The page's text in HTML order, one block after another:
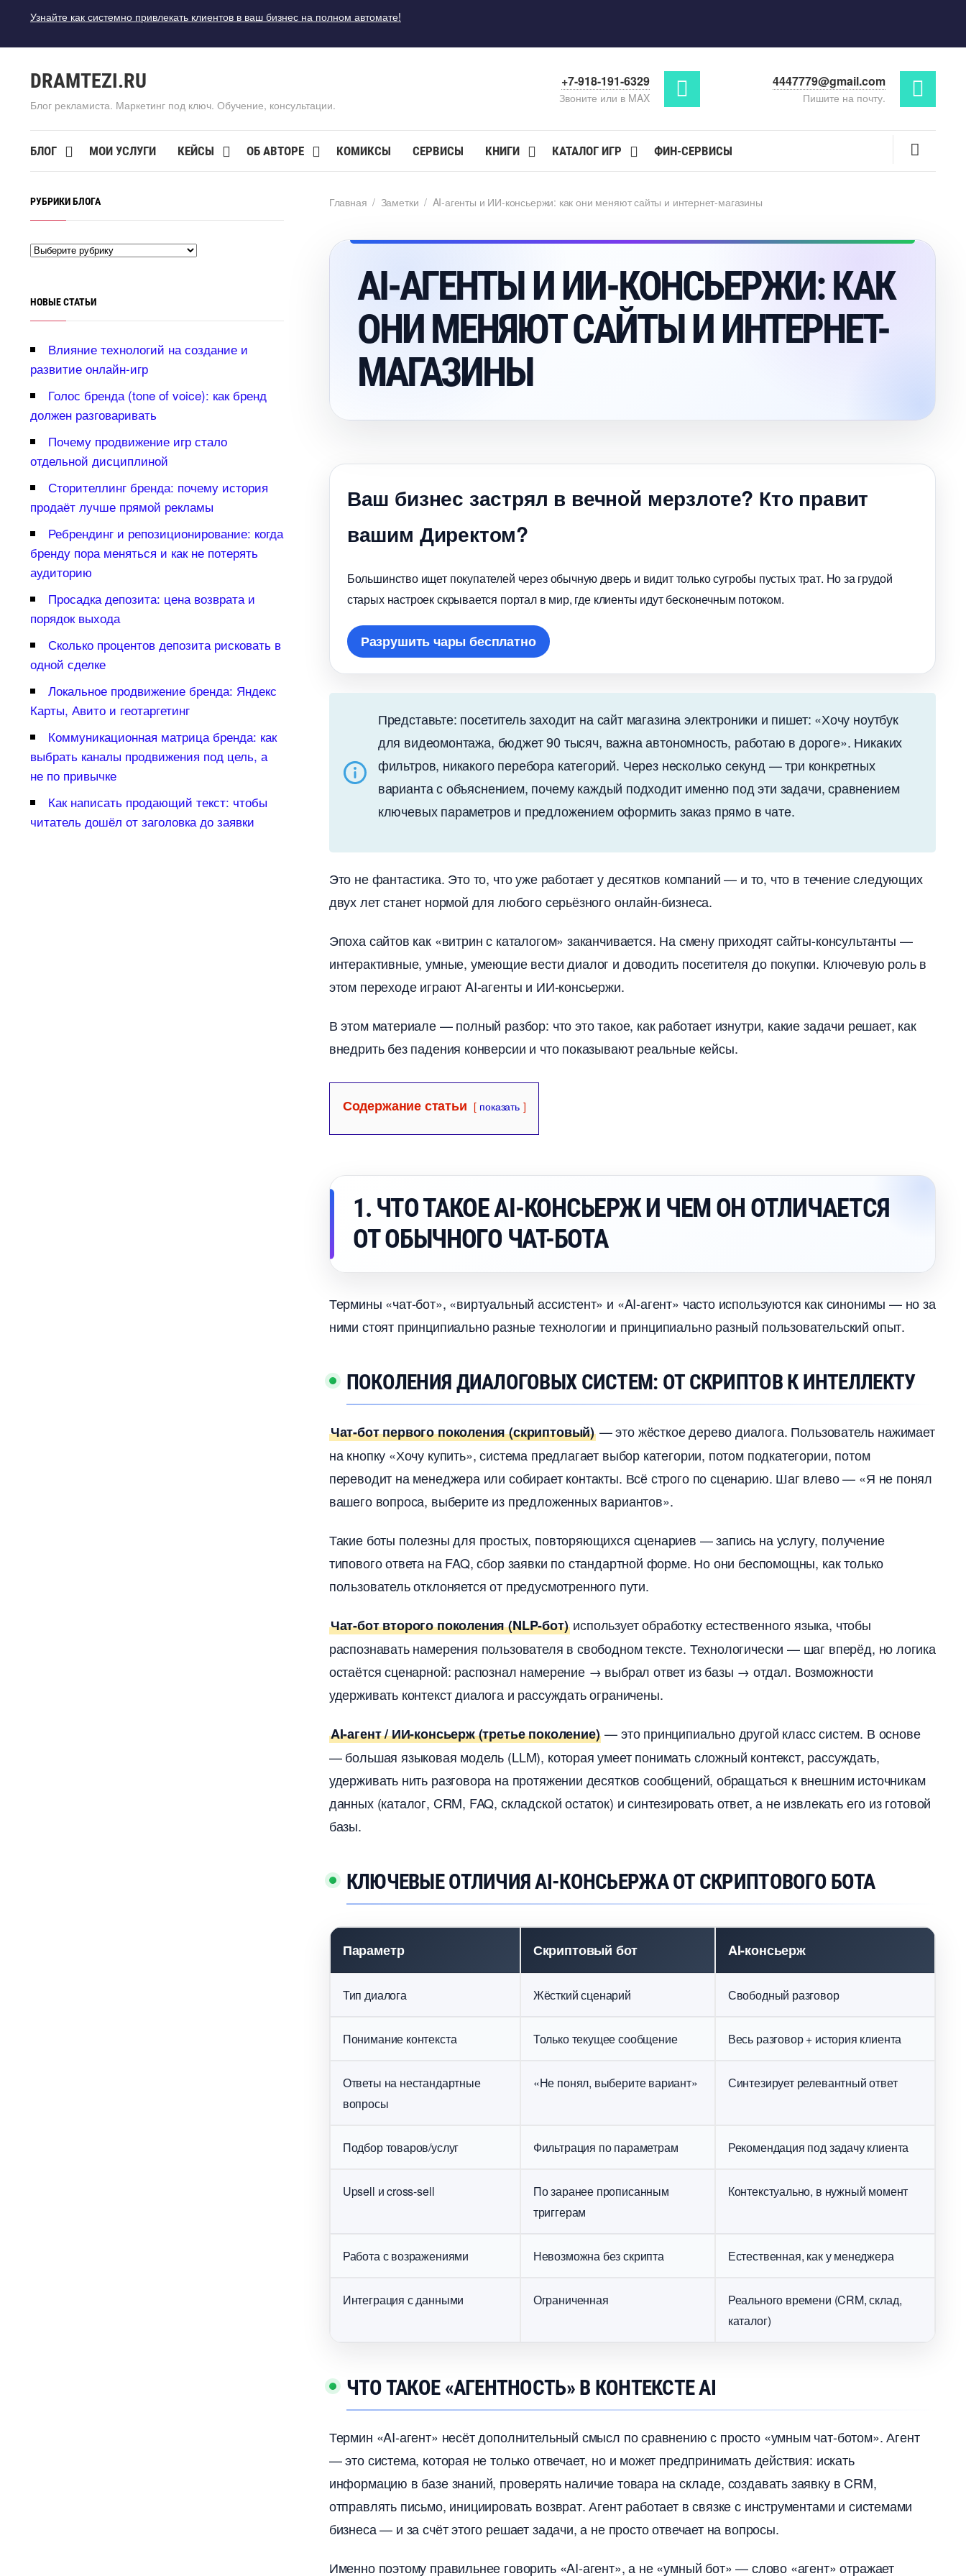
Узнайте как системно привлекать клиентов в ваш бизнес на полном автомате!
DRAMTEZI.RU
Блог рекламиста. Маркетинг под ключ. Обучение, консультации.
+7-918-191-6329
Звоните или в MAX
4447779@gmail.com
Пишите на почту.
БЛОГ МОИ УСЛУГИ КЕЙСЫ ОБ АВТОРЕ КОМИКСЫ СЕРВИСЫ КНИГИ КАТАЛОГ ИГР ФИН-СЕРВИСЫ
Главная / Заметки / AI-агенты и ИИ-консьержи: как они меняют сайты и интернет-магазины
AI-АГЕНТЫ И ИИ-КОНСЬЕРЖИ: КАК
ОНИ МЕНЯЮТ САЙТЫ И ИНТЕРНЕТ-
МАГАЗИНЫ
аш бизнес застрял в вечной мерзлоте? Кто правит
ашим Директом?
Большинство ищет покупателей через обычную дверь и видит только сугробы пустых трат. Но за грудой
старых настроек скрывается портал в мир, где клиенты идут бесконечным потоком.
Разрушить чары бесплатно
Представьте: посетитель заходит на сайт магазина электроники и пишет: «Хочу ноутбук
для видеомонтажа, бюджет 90 тысяч, важна автономность, работаю в дороге». Никаких
фильтров, никакого перебора категорий. Через несколько секунд — три конкретных
арианта с объяснением, почему каждый подходит именно под эти задачи, сравнением
ключевых параметров и предложением оформить заказ прямо в чате.
Это не фантастика. Это то, что уже работает у десятков компаний — и то, что в течение следующих
двух лет станет нормой для любого серьёзного онлайн-бизнеса.
Эпоха сайтов как «витрин с каталогом» заканчивается. На смену приходят сайты-консультанты —
интерактивные, умные, умеющие вести диалог и доводить посетителя до покупки. Ключевую роль
этом переходе играют AI-агенты и ИИ-консьержи.
этом материале — полный разбор: что это такое, как работает изнутри, какие задачи решает, как
недрить без падения конверсии и что показывают реальные кейсы.
Содержание статьи показать
1. ЧТО ТАКОЕ AI-КОНСЬЕРЖ И ЧЕМ ОН ОТЛИЧАЕТСЯ
ОТ ОБЫЧНОГО ЧАТ-БОТА
Термины «чат-бот», «виртуальный ассистент» и «AI-агент» часто используются как синонимы — но за
ними стоят принципиально разные технологии и принципиально разный пользовательский опыт.
ПОКОЛЕНИЯ ДИАЛОГОВЫХ СИСТЕМ: ОТ СКРИПТОВ К ИНТЕЛЛЕКТУ
Чат-бот первого поколения (скриптовый)— это жёсткое дерево диалога. Пользователь нажимает
на кнопку «Хочу купить», система предлагает выбор категории, потом подкатегории, потом
переводит на менеджера или собирает контакты. Всё строго по сценарию. Шаг влево — «Я не понял
ашего вопроса, выберите из предложенных вариантов».
Такие боты полезны для простых, повторяющихся сценариев — запись на услугу, получение
типового ответа на FAQ, сбор заявки по стандартной форме. Но они беспомощны, как только
пользователь отклоняется от предусмотренного пути.
Чат-бот второго поколения (NLP-бот)использует обработку естественного языка, чтобы
распознавать намерения пользователя в свободном тексте. Технологически — шаг вперёд, но логика
остаётся сценарной: распознал намерение → выбрал ответ из базы → отдал. Возможности
удерживать контекст диалога и рассуждать ограничены.
AI-агент / ИИ-консьерж (третье поколение) — это принципиально другой класс систем. В основе
— большая языковая модель (LLM), которая умеет понимать сложный контекст, рассуждать,
удерживать нить разговора на протяжении десятков сообщений, обращаться к внешним источникам
данных (каталог, CRM, FAQ, складской остаток) и синтезировать ответ, а не извлекать его из готовой
азы.
КЛЮЧЕВЫЕ ОТЛИЧИЯ AI-КОНСЬЕРЖА ОТ СКРИПТОВОГО БОТА
Параметр Скриптовый бот AI-консьерж
Тип диалога Жёсткий сценарий Свободный разговор
Понимание контекста Только текущее сообщение есь разговор + история клиента
Ответы на нестандартные
опросы
«Не понял, выберите вариант» Синтезирует релевантный ответ
Подбор товаров/услу Фильтрация по параметрам Рекомендация под задачу клиента
Upsell и cross-sell
По заранее прописанным
триггерам
Контекстуально, в нужный момент
Работа с возражениями Невозможна без скрипта Естественная, как у менеджера
Интеграция с данными Ограниченная
Реального времени (CRM, склад,
каталог)
ЧТО ТАКОЕ «АГЕНТНОСТЬ» В КОНТЕКСТЕ AI
Термин «AI-агент» несёт дополнительный смысл по сравнению с просто «умным чат-ботом». Агент
— это система, которая не только отвечает, но и может предпринимать действия: искать
информацию в базе знаний, проверять наличие товара на складе, создавать заявку в CRM,
отправлять письмо, инициировать возврат. Агент работает в связке с инструментами и системами
изнеса — и за счёт этого решает задачи, а не просто отвечает на вопросы.
Именно поэтому правильнее говорить «AI-агент», а не «умный бот» — слово «агент» отражает
РУБРИКИ БЛОГА
НОВЫЕ СТАТЬИ
лияние технологий на создание и
развитие онлайн-игр
Голос бренда (tone of voice): как бренд
должен разговаривать
Почему продвижение игр стало
отдельной дисциплиной
Сторителлинг бренда: почему история
продаёт лучше прямой рекламы
Ребрендинг и репозиционирование: когда
ренду пора меняться и как не потерять
аудиторию
Просадка депозита: цена возврата и
порядок выхода
Сколько процентов депозита рисковать
одной сделке
Локальное продвижение бренда: Яндекс
Карты, Авито и геотаргетин
Коммуникационная матрица бренда: как
ыбрать каналы продвижения под цель, а
не по привычке
Как написать продающий текст: чтобы
читатель дошёл от заголовка до заявки